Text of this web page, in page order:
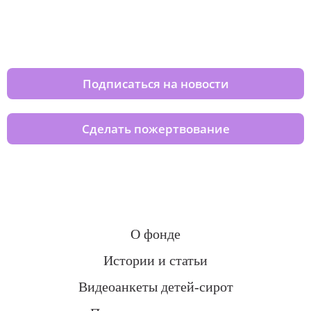
Подписаться на новости
Сделать пожертвование
О фонде
Истории и статьи
Видеоанкеты детей-сирот